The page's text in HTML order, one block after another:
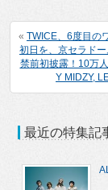
« TWICE、6度目の
初日を、京セラド
禁前初披露！10万
Y MIDZY,
最近の特集記